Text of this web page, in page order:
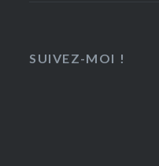
SUIVEZ-MOI !